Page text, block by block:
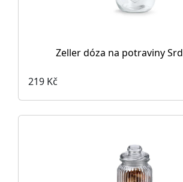
Zeller dóza na potraviny
219 Kč